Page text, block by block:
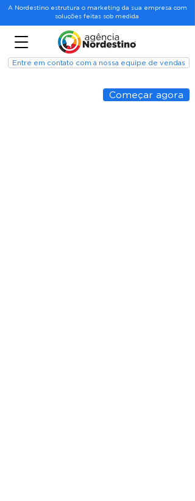
A Nordestino estrutura o marketing da sua empresa com
soluções feitas sob medida
Entre em contato com a nossa equipe de vendas
Começar agora